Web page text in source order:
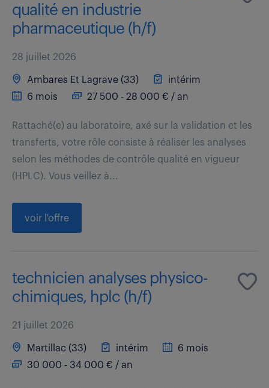
qualité en industrie
pharmaceutique (h/f)
28 juillet 2026
Ambares Et Lagrave (33)
intérim
6 mois
27 500 - 28 000 € / an
Rattaché(e) au laboratoire, axé sur la validation et les
transferts, votre rôle consiste à réaliser les analyses
selon les méthodes de contrôle qualité en vigueur
(HPLC). Vous veillez à...
voir l'offre
technicien analyses physico-
chimiques, hplc (h/f)
21 juillet 2026
Martillac (33) intérim
6 mois
30 000 - 34 000 € / an